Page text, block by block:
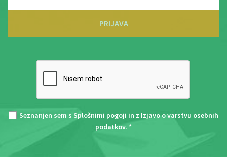
PRIJAVA
Seznanjen sem s Splošnimi pogoji in z Izjavo o varstvu osebnih
podatkov. *